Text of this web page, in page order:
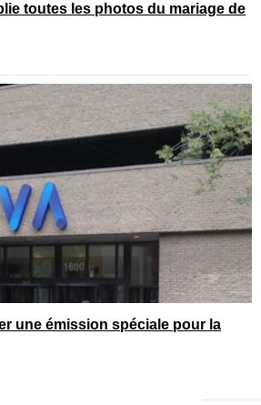
toutes les photos du mariage de
une émission spéciale pour la